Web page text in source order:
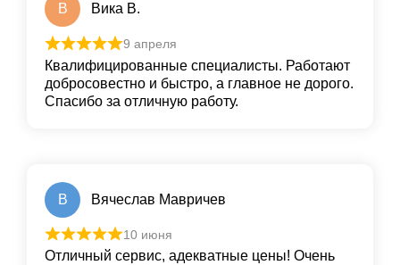
В Вика В.
9 апреля
Квалифицированные специалисты. Работают
добросовестно и быстро, а главное не дорого.
Спасибо за отличную работу.
В Вячеслав Мавричев
10 июня
Отличный сервис, адекватные цены! Очень